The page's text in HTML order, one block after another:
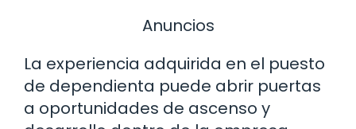
Anuncios
La experiencia adquirida en el puesto
de dependienta puede abrir puertas
a oportunidades de ascenso y